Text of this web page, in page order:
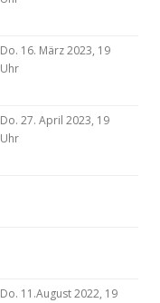
Do. 16. März 2023, 19
Uhr
Do. 27. April 2023, 19
Uhr
Do. 11.August 2022, 19